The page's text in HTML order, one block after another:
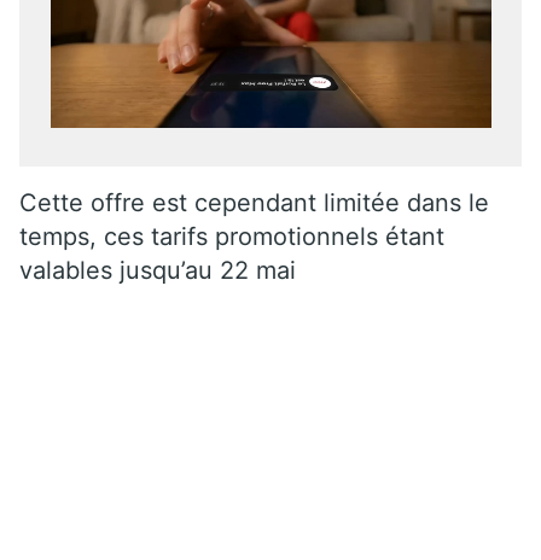
Cette offre est cependant limitée dans le
temps, ces tarifs promotionnels étant
valables jusqu’au 22 mai